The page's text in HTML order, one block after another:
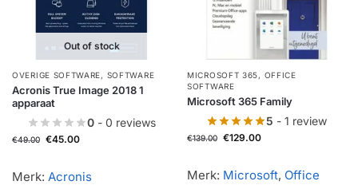
Out of stock
OVERIGE SOFTWARE, SOFTWARE
Acronis True Image 2018 1
apparaat
0 - 0 reviews
€49.00 €45.00
Merk: Acronis
MICROSOFT 365, OFFICE
SOFTWARE
Microsoft 365 Family
5 - 1 review
€139.00 €129.00
Merk: Microsoft, Office